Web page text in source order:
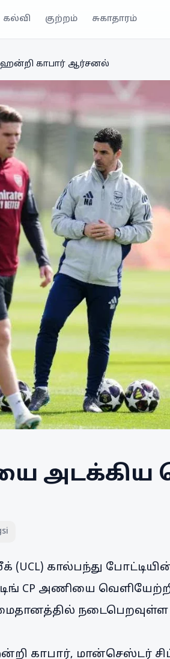
கல்வி குற்றம் சுகாதாரம்
ஹென்றி காபார் ஆர்சனல்
கால்பந்து
CP அணியை
நடைபெறவுள்ள
மான்செஸ்டர்